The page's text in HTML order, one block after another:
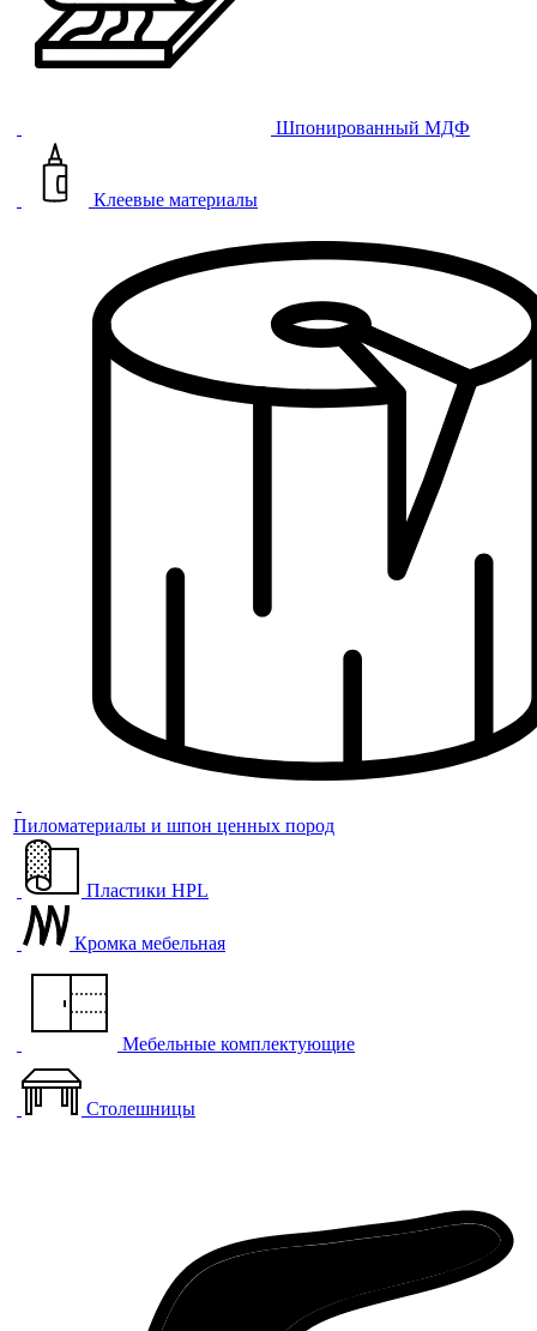
Шпонированный МДФ
Клеевые материалы
Пиломатериалы и шпон ценных пород
Пластики HPL
Кромка мебельная
Мебельные комплектующие
Столешницы